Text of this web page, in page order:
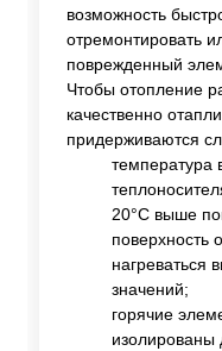
возможность
отремонтировать
поврежденный
Чтобы отопление
качественно
придерживаются
температура
20°C выше
поверхность
нагреваться
значений;
горячие
изолированы